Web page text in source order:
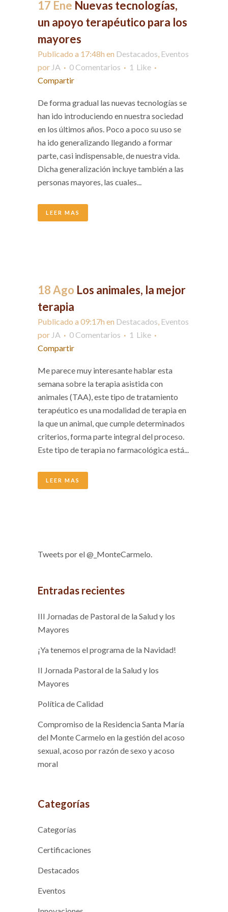
17 Ene Nuevas tecnologías,
un apoyo terapéutico para los
mayores
Publicado a 17:48h en Destacados, Eventos
por JA 0 Comentarios 1 Like
Compartir
De forma gradual las nuevas tecnologías se
han ido introduciendo en nuestra sociedad
en los últimos años. Poco a poco su uso se
ha ido generalizando llegando a formar
parte, casi indispensable, de nuestra vida.
Dicha generalización incluye también a las
personas mayores, las cuales...
LEER MAS
18 Ago Los animales, la mejor
terapia
Publicado a 09:17h en Destacados, Eventos
por JA 0 Comentarios 1 Like
Compartir
Me parece muy interesante hablar esta
semana sobre la terapia asistida con
animales (TAA), este tipo de tratamiento
terapéutico es una modalidad de terapia en
la que un animal, que cumple determinados
criterios, forma parte integral del proceso.
Este tipo de terapia no farmacológica está...
LEER MAS
Tweets por el @_MonteCarmelo.
Entradas recientes
III Jornadas de Pastoral de la Salud y los
Mayores
¡Ya tenemos el programa de la Navidad!
II Jornada Pastoral de la Salud y los
Mayores
Política de Calidad
Compromiso de la Residencia Santa María
del Monte Carmelo en la gestión del acoso
sexual, acoso por razón de sexo y acoso
moral
Categorías
Categorías
Certificaciones
Destacados
Eventos